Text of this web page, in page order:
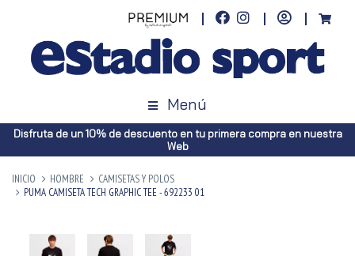
Menú
Disfruta de un 10% de descuento en tu primera compra en nuestra
Web
INICIO HOMBRE
CAMISETAS Y POLOS
PUMA CAMISETA TECH GRAPHIC TEE - 692233 01